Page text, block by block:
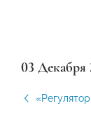
03 Декабря